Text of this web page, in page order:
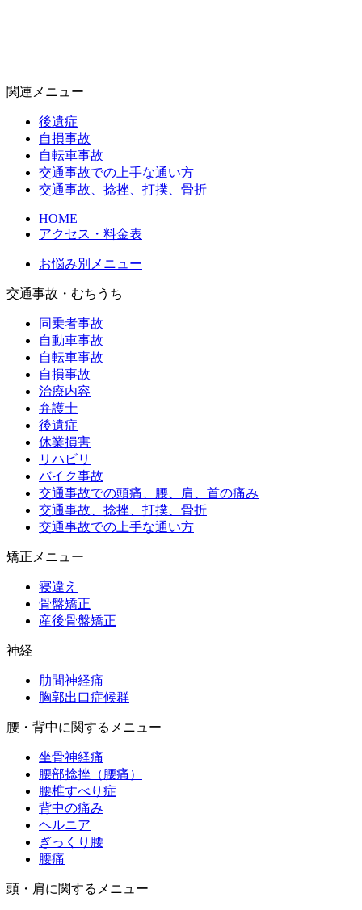
関連メニュー
後遺症
自損事故
自転車事故
交通事故での上手な通い方
交通事故、捻挫、打撲、骨折
HOME
アクセス・料金表
お悩み別メニュー
交通事故・むちうち
同乗者事故
自動車事故
自転車事故
自損事故
治療内容
弁護士
後遺症
休業損害
リハビリ
バイク事故
交通事故での頭痛、腰、肩、首の痛み
交通事故、捻挫、打撲、骨折
交通事故での上手な通い方
矯正メニュー
寝違え
骨盤矯正
産後骨盤矯正
神経
肋間神経痛
胸郭出口症候群
腰・背中に関するメニュー
坐骨神経痛
腰部捻挫（腰痛）
腰椎すべり症
背中の痛み
ヘルニア
ぎっくり腰
腰痛
頭・肩に関するメニュー